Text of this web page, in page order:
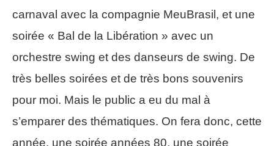
carnaval avec la compagnie MeuBrasil, et une
soirée « Bal de la Libération » avec un
orchestre swing et des danseurs de swing. De
très belles soirées et de très bons souvenirs
pour moi. Mais le public a eu du mal à
s’emparer des thématiques. On fera donc, cette
année, une soirée années 80, une soirée